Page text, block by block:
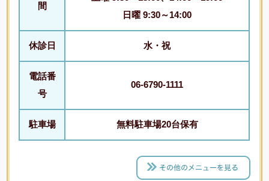
間
日曜 9:30～14:00
休診日 水・祝
電話番
号
06-6790-1111
駐車場 無料駐車場20台保有